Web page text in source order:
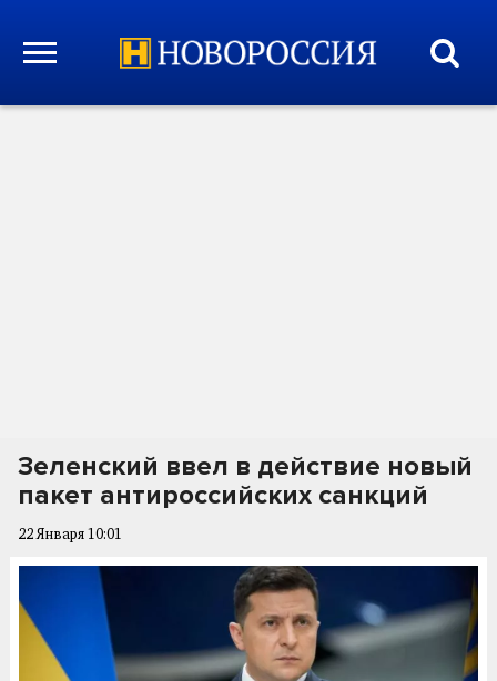
Зеленский ввел в действие новый
пакет антироссийских санкций
22 Января 10:01